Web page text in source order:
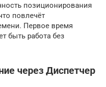
позиционирования
повлечёт
Первое время
быть работа без
через Диспетчер